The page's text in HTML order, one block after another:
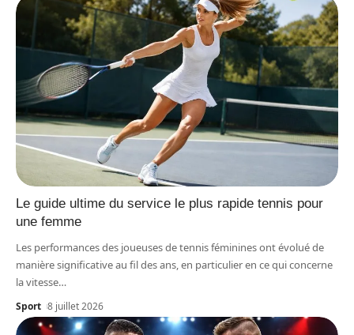
Le guide ultime du service le plus rapide tennis pour
une femme
Les performances des joueuses de tennis féminines ont évolué de
manière significative au fil des ans, en particulier en ce qui concerne
la vitesse…
Sport 8 juillet 2026